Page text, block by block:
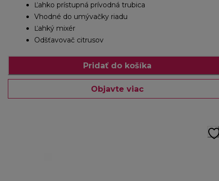
Ľahko prístupná prívodná trubica
Vhodné do umývačky riadu
Ľahký mixér
Odšťavovač citrusov
Pridať do košíka
Objavte viac